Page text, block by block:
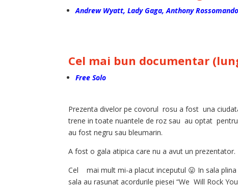
Andrew Wyatt, Lady Gaga, Anthony
Cel mai bun documentar
Free Solo
Prezenta divelor pe covorul rosu a fost una
trene in toate nuantele de roz sau au optat pentru
au fost negru sau bleumarin.
A fost o gala atipica care nu a avut un prezentator.
Cel mai mult mi-a placut inceputul 😛 In sala plina
sala au rasunat acordurile piesei “We Will Rock